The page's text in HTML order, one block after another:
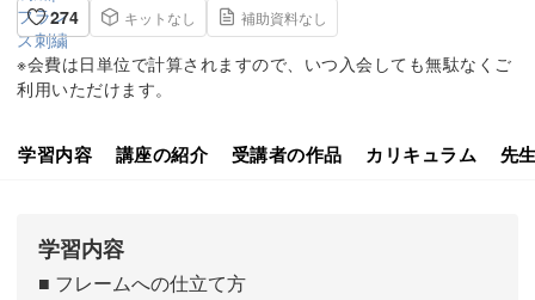
274
キットなし 補助資料なし
※会費は日単位で計算されますので、いつ入会しても無駄なくご
利用いただけます。
学習内容 講座の紹介 受講者の作品 カリキュラム 先
学習内容
■ フレームへの仕立て方